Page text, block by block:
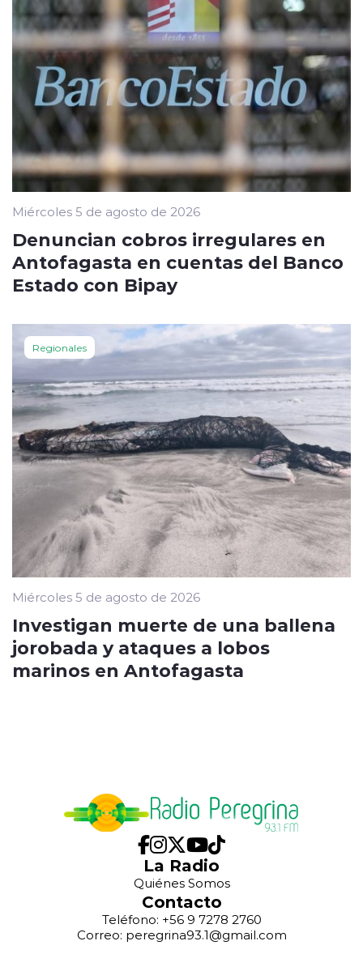
Miércoles 5 de agosto de 2026
Denuncian cobros irregulares en
Antofagasta en cuentas del Banco
Estado con Bipay
Regionales
Miércoles 5 de agosto de 2026
Investigan muerte de una ballena
jorobada y ataques a lobos
marinos en Antofagasta
La Radio
Quiénes Somos
Contacto
Teléfono: +56 9 7278 2760
Correo: peregrina93.1@gmail.com